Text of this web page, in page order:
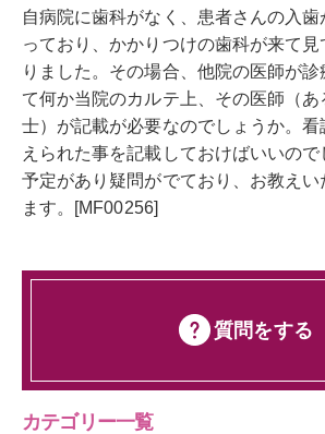
自病院に歯科がなく、患者さんの入
っており、かかりつけの歯科が来て
りました。その場合、他院の医師が
て何か当院のカルテ上、その医師（あ
士）が記載が必要なのでしょうか。
えられた事を記載しておけばいいの
予定があり疑問がでており、お教え
ます。[MF00256]
質問をする
カテゴリー一覧